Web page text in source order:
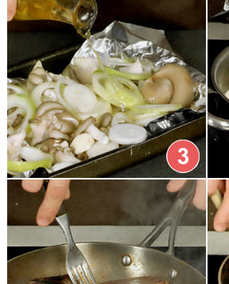
узбекски
Мясной хлебец
с беконом
Мясные
рулетики
Мясные
тарталетки
Отбивные по-
итальянски